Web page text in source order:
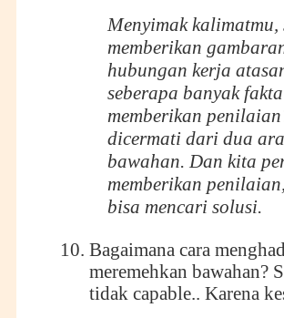
Menyimak kalimatmu,
memberikan
hubungan kerja
seberapa banyak
memberikan
dicermati dari dua
bawahan. Dan kita
memberikan
bisa mencari solusi.
Bagaimana cara
meremehkan bawahan?
tidak capable.. Karena